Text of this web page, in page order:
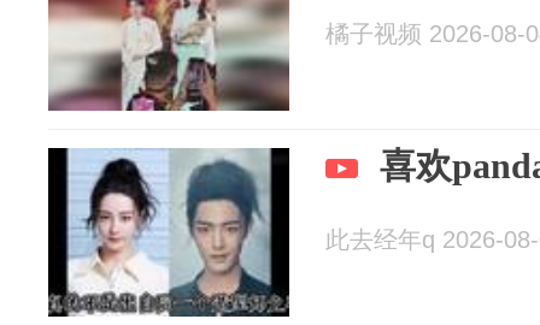
橘子视频 2026-08-
喜欢
此去经年q 2026-